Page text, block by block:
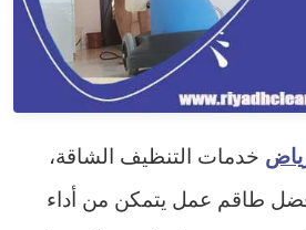
خدمات التنظيف الشاقة،
طاقم عمل يتمكن من أداء